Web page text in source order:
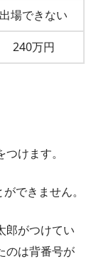
出場できない
240万円
けます。
できません。
郎がつけてい
のは背番号が